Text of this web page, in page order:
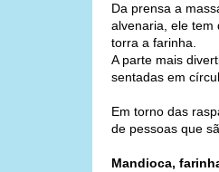
Da prensa a
alvenaria, ele tem
torra a farinha.
A parte mais
sentadas em
Em torno das
de pessoas que
Mandioca,